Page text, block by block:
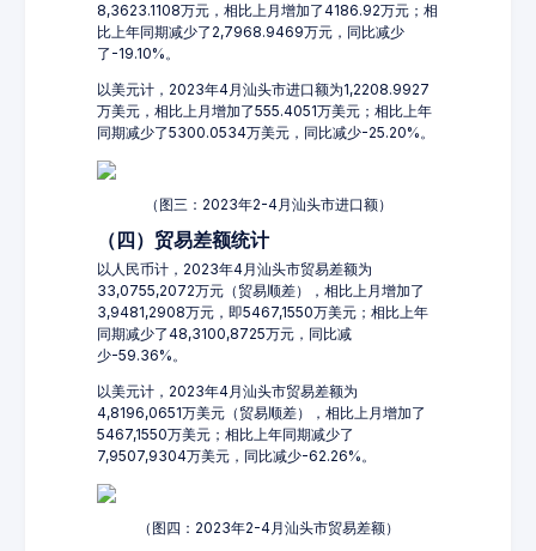
8,3623.1108万元，相比上月增加了4186.92万元；相
比上年同期减少了2,7968.9469万元，同比减少
了-19.10%。
以美元计，2023年4月汕头市进口额为1,2208.9927
万美元，相比上月增加了555.4051万美元；相比上年
同期减少了5300.0534万美元，同比减少-25.20%。
（图三：2023年2-4月汕头市进口额）
（四）贸易差额统计
以人民币计，2023年4月汕头市贸易差额为
33,0755,2072万元（贸易顺差），相比上月增加了
3,9481,2908万元，即5467,1550万美元；相比上年
同期减少了48,3100,8725万元，同比减
少-59.36%。
以美元计，2023年4月汕头市贸易差额为
4,8196,0651万美元（贸易顺差），相比上月增加了
5467,1550万美元；相比上年同期减少了
7,9507,9304万美元，同比减少-62.26%。
（图四：2023年2-4月汕头市贸易差额）